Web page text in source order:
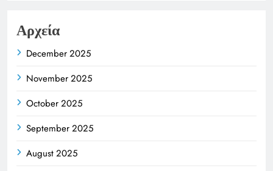
Αρχεία
December 2025
November 2025
October 2025
September 2025
August 2025